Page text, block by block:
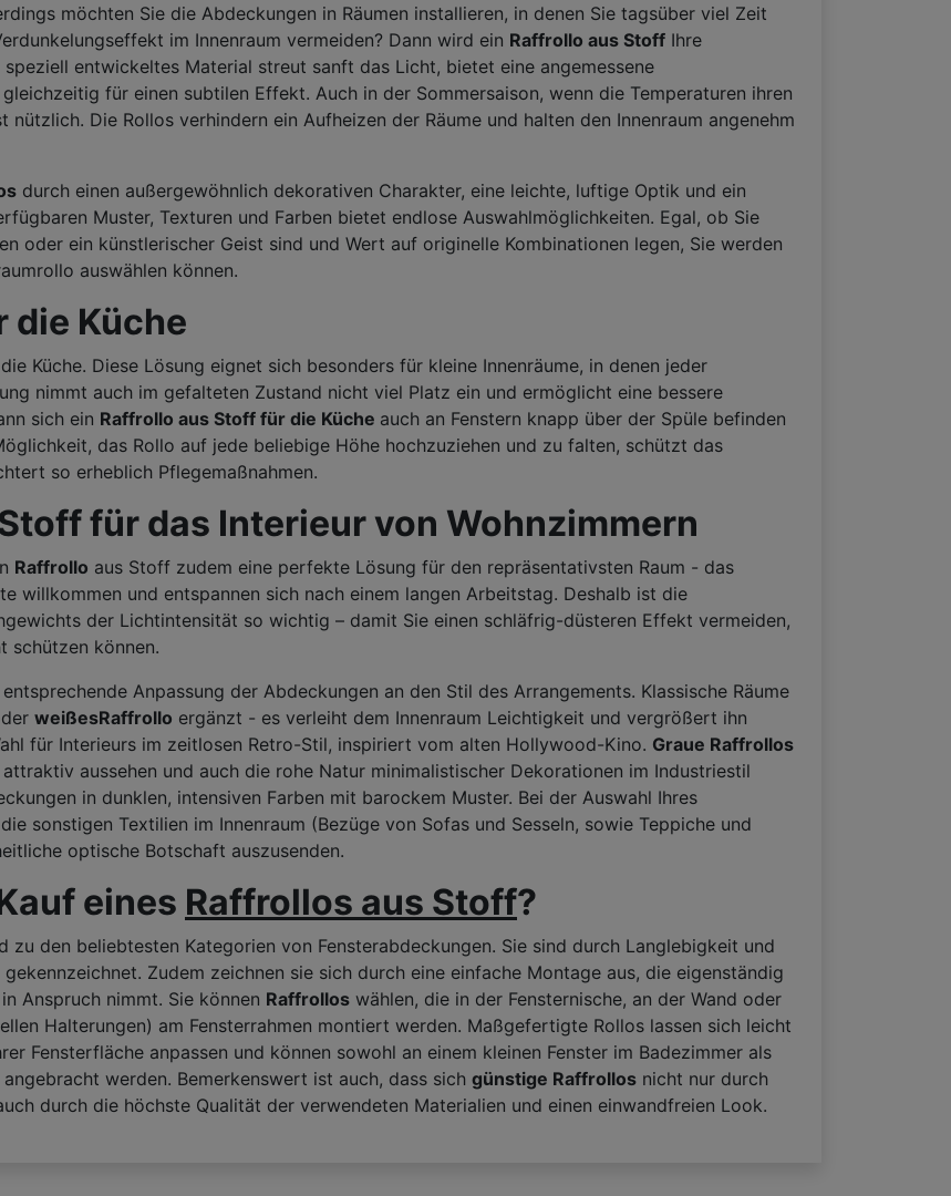
möchten Sie die Abdeckungen in Räumen installieren, in denen Sie tagsüber viel Zeit
im Innenraum vermeiden? Dann wird ein Raffrollo aus Stoff Ihre
entwickeltes Material streut sanft das Licht, bietet eine angemessene
für einen subtilen Effekt. Auch in der Sommersaison, wenn die Temperaturen ihren
Die Rollos verhindern ein Aufheizen der Räume und halten den Innenraum angenehm
durch einen außergewöhnlich dekorativen Charakter, eine leichte, luftige Optik und ein
Muster, Texturen und Farben bietet endlose Auswahlmöglichkeiten. Egal, ob Sie
oder ein künstlerischer Geist sind und Wert auf originelle Kombinationen legen, Sie werden
auswählen können.
die Küche
Küche. Diese Lösung eignet sich besonders für kleine Innenräume, in denen jeder
nimmt auch im gefalteten Zustand nicht viel Platz ein und ermöglicht eine bessere
sich ein Raffrollo aus Stoff für die Küche auch an Fenstern knapp über der Spüle befinden
das Rollo auf jede beliebige Höhe hochzuziehen und zu falten, schützt das
so erheblich Pflegemaßnahmen.
für das Interieur von Wohnzimmern
Raffrollo aus Stoff zudem eine perfekte Lösung für den repräsentativsten Raum - das
willkommen und entspannen sich nach einem langen Arbeitstag. Deshalb ist die
der Lichtintensität so wichtig – damit Sie einen schläfrig-düsteren Effekt vermeiden,
schützen können.
Anpassung der Abdeckungen an den Stil des Arrangements. Klassische Räume
weißesRaffrollo ergänzt - es verleiht dem Innenraum Leichtigkeit und vergrößert ihn
für Interieurs im zeitlosen Retro-Stil, inspiriert vom alten Hollywood-Kino. Graue Raffrollos
aussehen und auch die rohe Natur minimalistischer Dekorationen im Industriestil
in dunklen, intensiven Farben mit barockem Muster. Bei der Auswahl Ihres
sonstigen Textilien im Innenraum (Bezüge von Sofas und Sesseln, sowie Teppiche und
optische Botschaft auszusenden.
eines Raffrollos aus Stoff?
zu den beliebtesten Kategorien von Fensterabdeckungen. Sie sind durch Langlebigkeit und
Zudem zeichnen sie sich durch eine einfache Montage aus, die eigenständig
Anspruch nimmt. Sie können Raffrollos wählen, die in der Fensternische, an der Wand oder
Halterungen) am Fensterrahmen montiert werden. Maßgefertigte Rollos lassen sich leicht
Fensterfläche anpassen und können sowohl an einem kleinen Fenster im Badezimmer als
werden. Bemerkenswert ist auch, dass sich günstige Raffrollos nicht nur durch
durch die höchste Qualität der verwendeten Materialien und einen einwandfreien Look.